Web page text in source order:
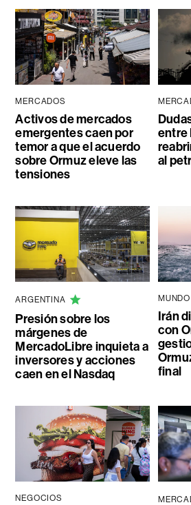
MERCADOS
Activos de mercados
emergentes caen por
temor a que el acuerdo
sobre Ormuz eleve las
tensiones
entre
al
ARGENTINA
Presión sobre los
márgenes de
MercadoLibre inquieta a
inversores y acciones
caen en el Nasdaq
MUNDO
Irán
con
final
NEGOCIOS